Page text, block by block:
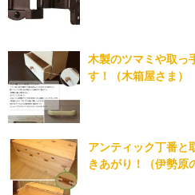
木製のツマミや取っ
す！（木箱屋さま）
アンティック丁番と
きあがり！（伊勢原